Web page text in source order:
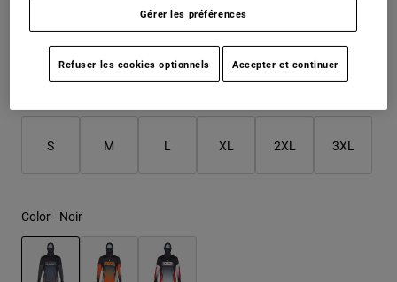
Replacement Parts
Replacement Parts
Youth
Hats
Tout acheter
Price reduced from
87,99 C$
S M L XL 2XL 3XL
Color - Noir
Gérer les préférences
Refuser les cookies optionnels Accepter et continuer